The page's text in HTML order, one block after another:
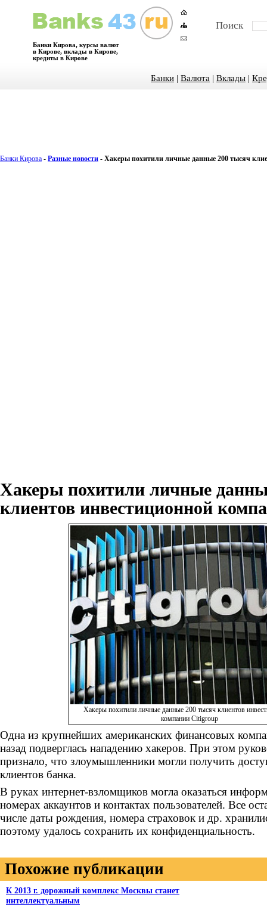
Банки Кирова, курсы валют
в Кирове, вклады в Кирове,
кредиты в Кирове
Поиск
Банки | Валюта | Вклады |
Банки Кирова - Разные новости - Хакеры похитили личные данные 200 тысяч
Хакеры похитили личные
клиентов инвестиционной
Хакеры похитили личные данные 200 тысяч клиентов
компании Citigroup
Одна из крупнейших американских финансовых
назад подверглась нападению хакеров. При этом
признало, что злоумышленники могли получить
клиентов банка.
В руках интернет-взломщиков могла оказаться
номерах аккаунтов и контактах пользователей. Все
числе даты рождения, номера страховок и др.
поэтому удалось сохранить их конфиденциальность.
Похожие публикации
К 2013 г. дорожный комплекс Москвы станет
интеллектуальным